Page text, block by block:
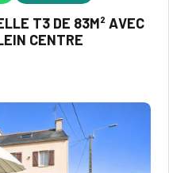
T3 DE 83M² AVEC
CENTRE